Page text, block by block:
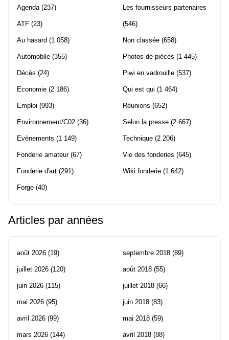
Agenda(237)
ATF (23)
Au hasard (1 058)
Automobile (355)
Décès (24)
Economie (2 186)
Emploi (993)
Environnement/C02 (36)
Evènements (1 149)
Fonderie amateur(67)
Fonderie d'art (291)
Forge (40)
Les fournisseurs partenaires
(546)
Non classée (658)
Photos de pièces (1 445)
Piwi en vadrouille (537)
Qui est qui (1 464)
Réunions (652)
Selon la presse (2 667)
Technique (2 206)
Vie des fonderies (645)
Wiki fonderie (1 642)
Articles par années
août 2026 (19)
juillet 2026 (120)
juin 2026 (115)
mai 2026 (95)
avril 2026 (99)
mars 2026 (144)
septembre 2018 (89)
août 2018 (55)
juillet 2018 (66)
juin 2018 (83)
mai 2018 (59)
avril 2018 (88)